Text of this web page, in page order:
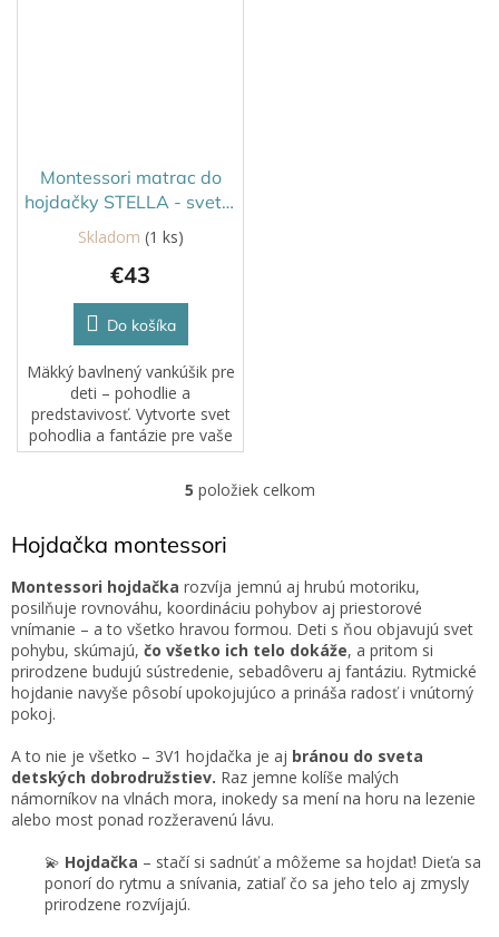
Montessori matrac do
hojdačky STELLA - svetlo
Skladom (1 ks)
€43
Do košíka
Mäkký bavlnený vankúšik pre
deti – pohodlie a
predstavivosť. Vytvorte svet
pohodlia a fantázie pre vaše
deti s naším mäkkým
vankúš je ideálnym doplnkom O
d
a
c
e
p
r
k
y
v
ý
i
s
5 položiek celkom
Hojdačka montessori
Montessori hojdačka rozvíja jemnú aj hrubú motoriku,
posilňuje rovnováhu, koordináciu pohybov aj priestorové
vnímanie – a to všetko hravou formou. Deti s ňou objavujú svet
pohybu, skúmajú, čo všetko ich telo dokáže, a pritom si
prirodzene budujú sústredenie, sebadôveru aj fantáziu. Rytmické
hojdanie navyše pôsobí upokojujúco a prináša radosť i vnútorný
pokoj.
A to nie je všetko – 3V1 hojdačka je aj bránou do sveta
detských dobrodružstiev. Raz jemne kolíše malých
námorníkov na vlnách mora, inokedy sa mení na horu na lezenie
alebo most ponad rozžeravenú lávu.
💫 Hojdačka – stačí si sadnúť a môžeme sa hojdať! Dieťa sa
ponorí do rytmu a snívania, zatiaľ čo sa jeho telo aj zmysly
prirodzene rozvíjajú.